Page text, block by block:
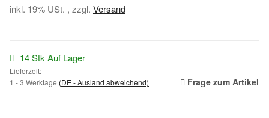
inkl. 19% USt. , zzgl. Versand
14 Stk Auf Lager
Lieferzeit:
1 - 3 Werktage (DE - Ausland abweichend) Frage zum Artikel